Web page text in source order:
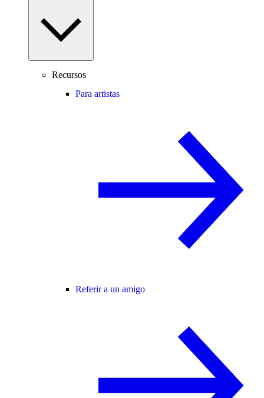
Recursos
Para artistas
Referir a un amigo